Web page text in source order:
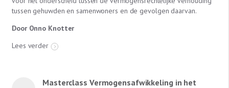
tussen gehuwden en samenwoners en de gevolgen daarvan.
Door Onno Knotter
Lees verder
Masterclass Vermogensafwikkeling in het